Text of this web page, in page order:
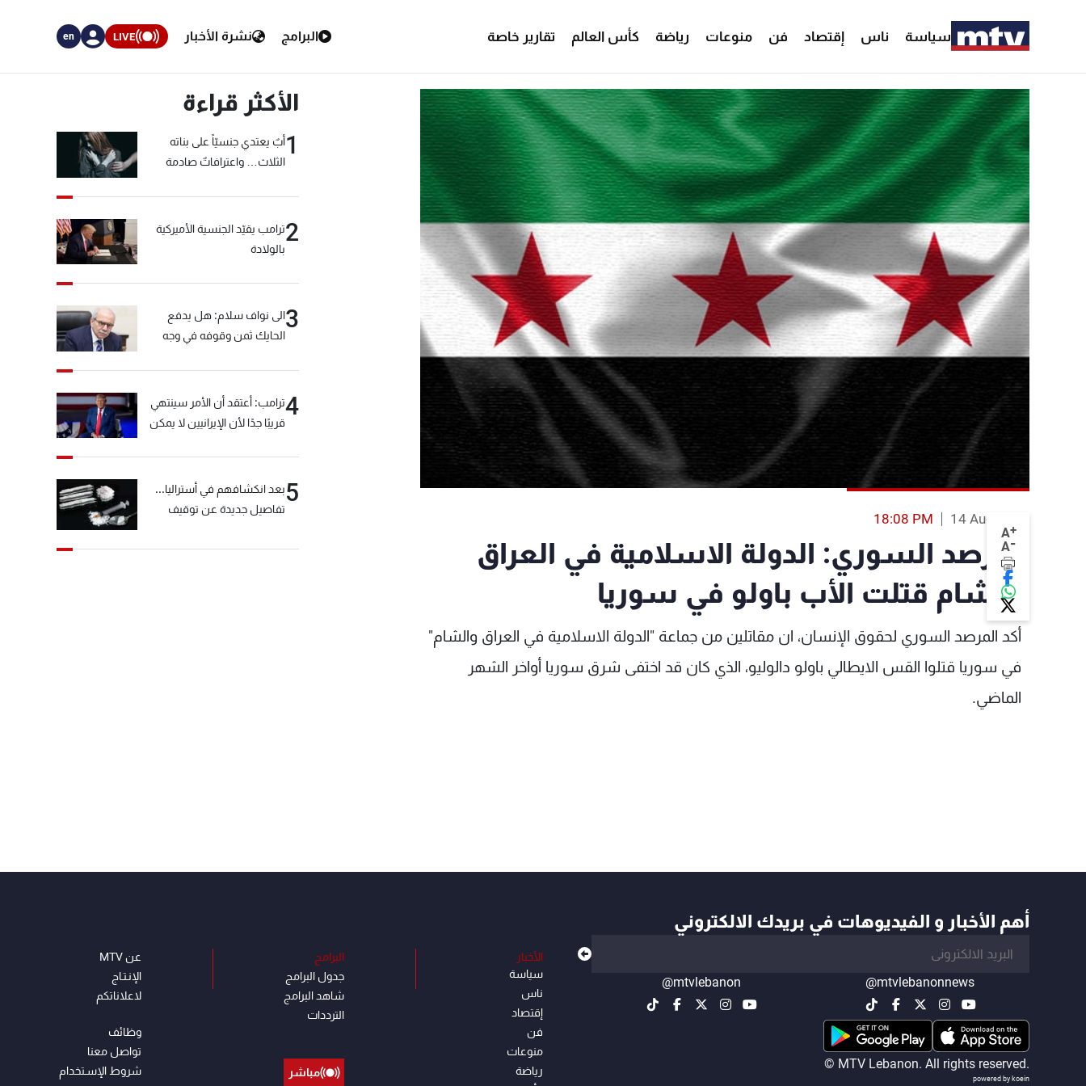
سياسة ناس إقتصاد فن منوعات رياضة كأس العالم تقارير خاصة البرامج نشرة الأخبار LIVE
en
A+
A-
14 Aug 2013
18:08 PM
المرصد السوري: الدولة الاسلامية في العراق
والشام قتلت الأب باولو في سوريا
أكد المرصد السوري لحقوق الإنسان، ان مقاتلين من جماعة "الدولة الاسلامية في العراق والشام"
في سوريا قتلوا القس الايطالي باولو دالوليو، الذي كان قد اختفى شرق سوريا أواخر الشهر
الماضي.
الأكثر قراءة
1أبٌ يعتدي جنسيّاً على بناته
الثلاث… واعترافاتٌ صادمة
2ترامب يقيّد الجنسية الأميركية
بالولادة
3الى نواف سلام: هل يدفع
الحايك ثمن وقوفه في وجه
4ترامب: أعتقد أن الأمر سينتهي
قريبًا جدًا لأن الإيرانيين لا يمكن
5بعد انكشافهم في أستراليا...
تفاصيل جديدة عن توقيف
أهم الأخبار و الفيديوهات في بريدك الالكتروني
@mtvlebanonnews
@mtvlebanon
© MTV Lebanon. All rights reserved.
powered by koein
الأخبار
سياسة
ناس
إقتصاد
فن
منوعات
رياضة
البرامج
جدول البرامج
شاهد البرامج
الترددات
مباشر
عن MTV
الإنـتـاج
لاعلاناتكم
وظائف
تواصل معنا
شروط الإسـتخدام